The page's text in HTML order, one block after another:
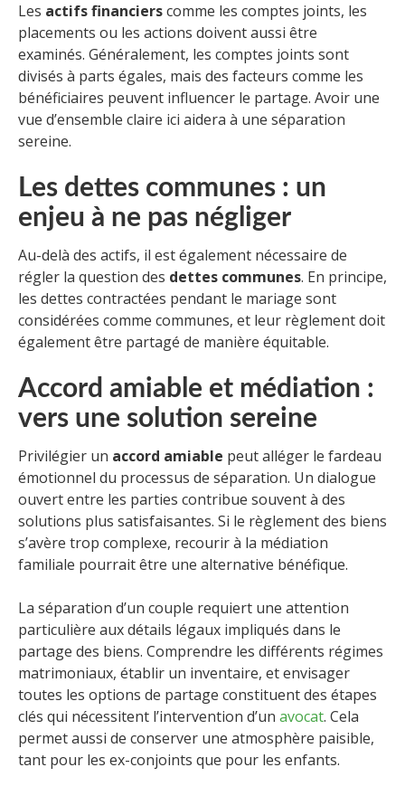
Les actifs financierscomme les comptes joints, les
placements ou les actions doivent aussi être
examinés. Généralement, les comptes joints sont
divisés à parts égales, mais des facteurs comme les
bénéficiaires peuvent influencer le partage. Avoir une
vue d’ensemble claire ici aidera à une séparation
sereine.
Les dettes communes : un
enjeu à ne pas négliger
Au-delà des actifs, il est également nécessaire de
régler la question des dettes communes. En principe,
les dettes contractées pendant le mariage sont
considérées comme communes, et leur règlement doit
également être partagé de manière équitable.
Accord amiable et médiation :
vers une solution sereine
Privilégier un accord amiable peut alléger le fardeau
émotionnel du processus de séparation. Un dialogue
ouvert entre les parties contribue souvent à des
solutions plus satisfaisantes. Si le règlement des biens
s’avère trop complexe, recourir à la médiation
familiale pourrait être une alternative bénéfique.
La séparation d’un couple requiert une attention
particulière aux détails légaux impliqués dans le
partage des biens. Comprendre les différents régimes
matrimoniaux, établir un inventaire, et envisager
toutes les options de partage constituent des étapes
clés qui nécessitent l’intervention d’un avocat. Cela
permet aussi de conserver une atmosphère paisible,
tant pour les ex-conjoints que pour les enfants.